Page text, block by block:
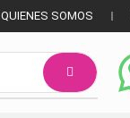
QUIENES SOMOS